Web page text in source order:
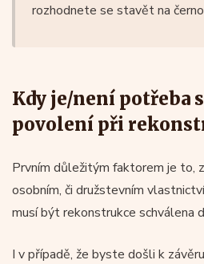
rozhodnete se stavět na
Kdy je/není potřeba
povolení při
Prvním důležitým faktorem je to,
osobním, či družstevním
musí být rekonstrukce schválena
I v případě, že byste došli k